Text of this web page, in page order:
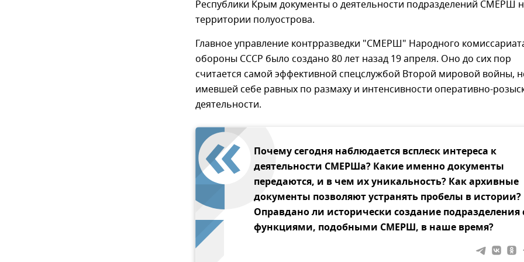
Республики Крым документы о деятельности подразделений СМЕРШ
территории полуострова.
Главное управление контрразведки "СМЕРШ" Народного
обороны СССР было создано 80 лет назад 19 апреля. Оно до сих пор
считается самой эффективной спецслужбой Второй мировой войны,
имевшей себе равных по размаху и интенсивности оперативно-
деятельности.
Почему сегодня наблюдается всплеск интереса к
деятельности СМЕРШа? Какие именно документы
передаются, и в чем их уникальность? Как архивные
документы позволяют устранять пробелы в истории?
Оправдано ли исторически создание подразделения
функциями, подобными СМЕРШ, в наше время?